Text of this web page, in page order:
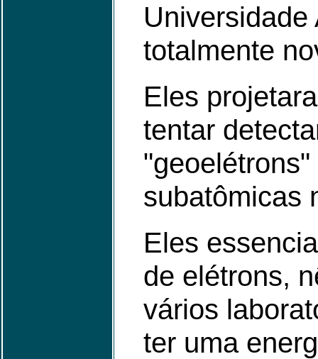
totalmente
Eles
tentar
subatômicas
Eles
de elétrons,
vários
ter uma